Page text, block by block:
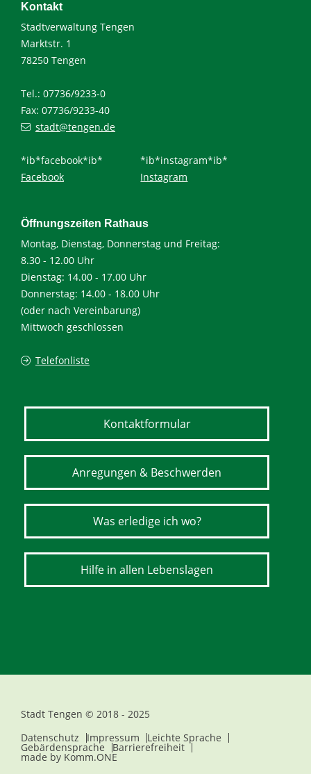
Kontakt
Stadtverwaltung Tengen
Marktstr. 1
78250 Tengen
Tel.: 07736/9233-0
Fax: 07736/9233-40
stadt@tengen.de
*ib*facebook*ib*
Facebook
*ib*instagram*ib*
Instagram
Öffnungszeiten Rathaus
Montag, Dienstag, Donnerstag und Freitag:
8.30 - 12.00 Uhr
Dienstag: 14.00 - 17.00 Uhr
Donnerstag: 14.00 - 18.00 Uhr
(oder nach Vereinbarung)
Mittwoch geschlossen
Telefonliste
Kontaktformular
Anregungen & Beschwerden
Was erledige ich wo?
Hilfe in allen Lebenslagen
Stadt Tengen © 2018 - 2025
Datenschutz
Impressum Leichte Sprache
Gebärdensprache Barrierefreiheit
made by Komm.ONE